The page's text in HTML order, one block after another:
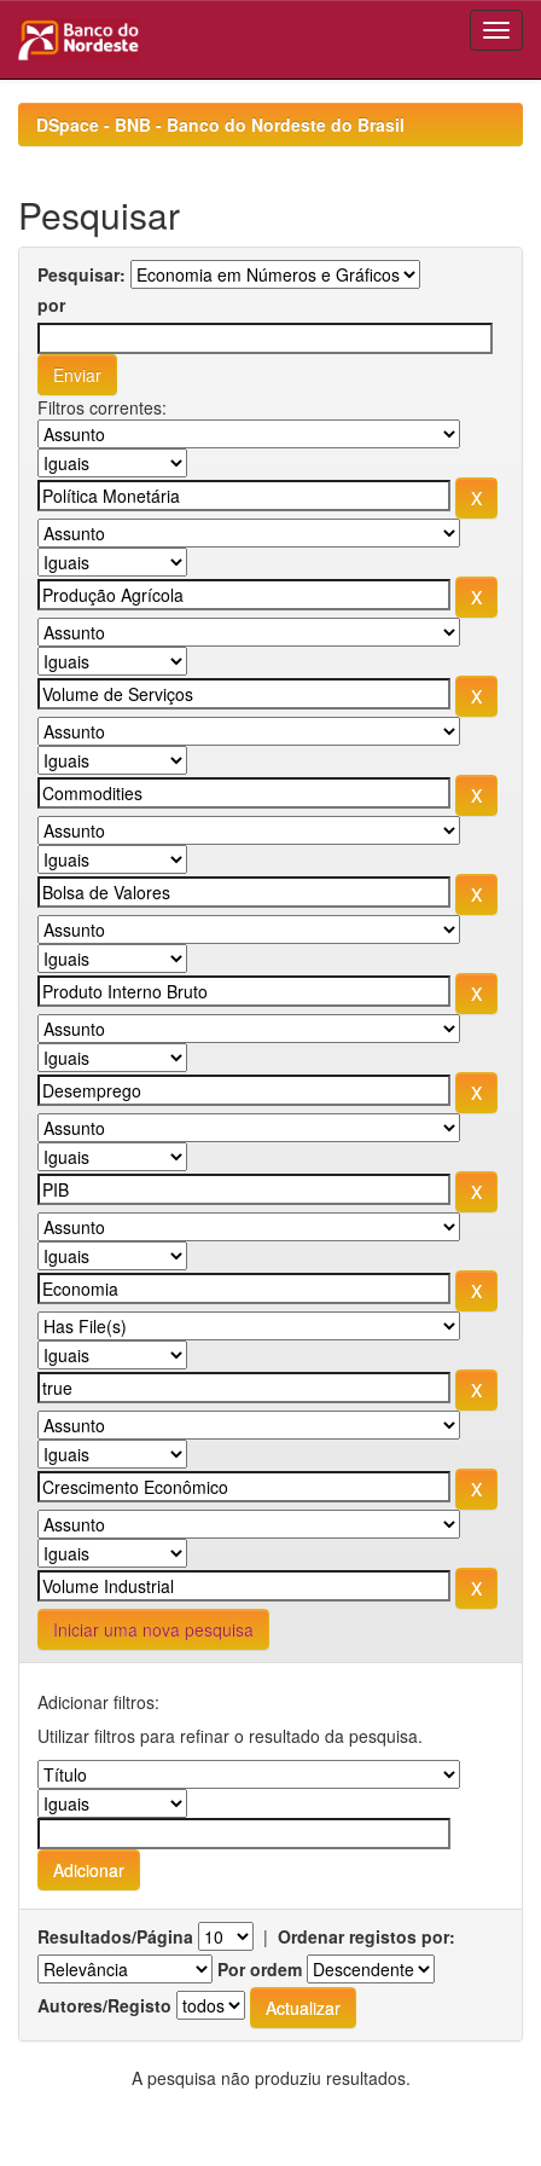
navigationDSpace - BNB - Banco do Nordeste do Brasil
Pesquisar
Pesquisar:
por
Filtros correntes:
Iniciar uma nova pesquisa
Adicionar filtros:
Utilizar filtros para refinar o resultado da pesquisa.
Resultados/Página | Ordenar registos por:
Por ordem
Autores/Registo
A pesquisa não produziu resultados.